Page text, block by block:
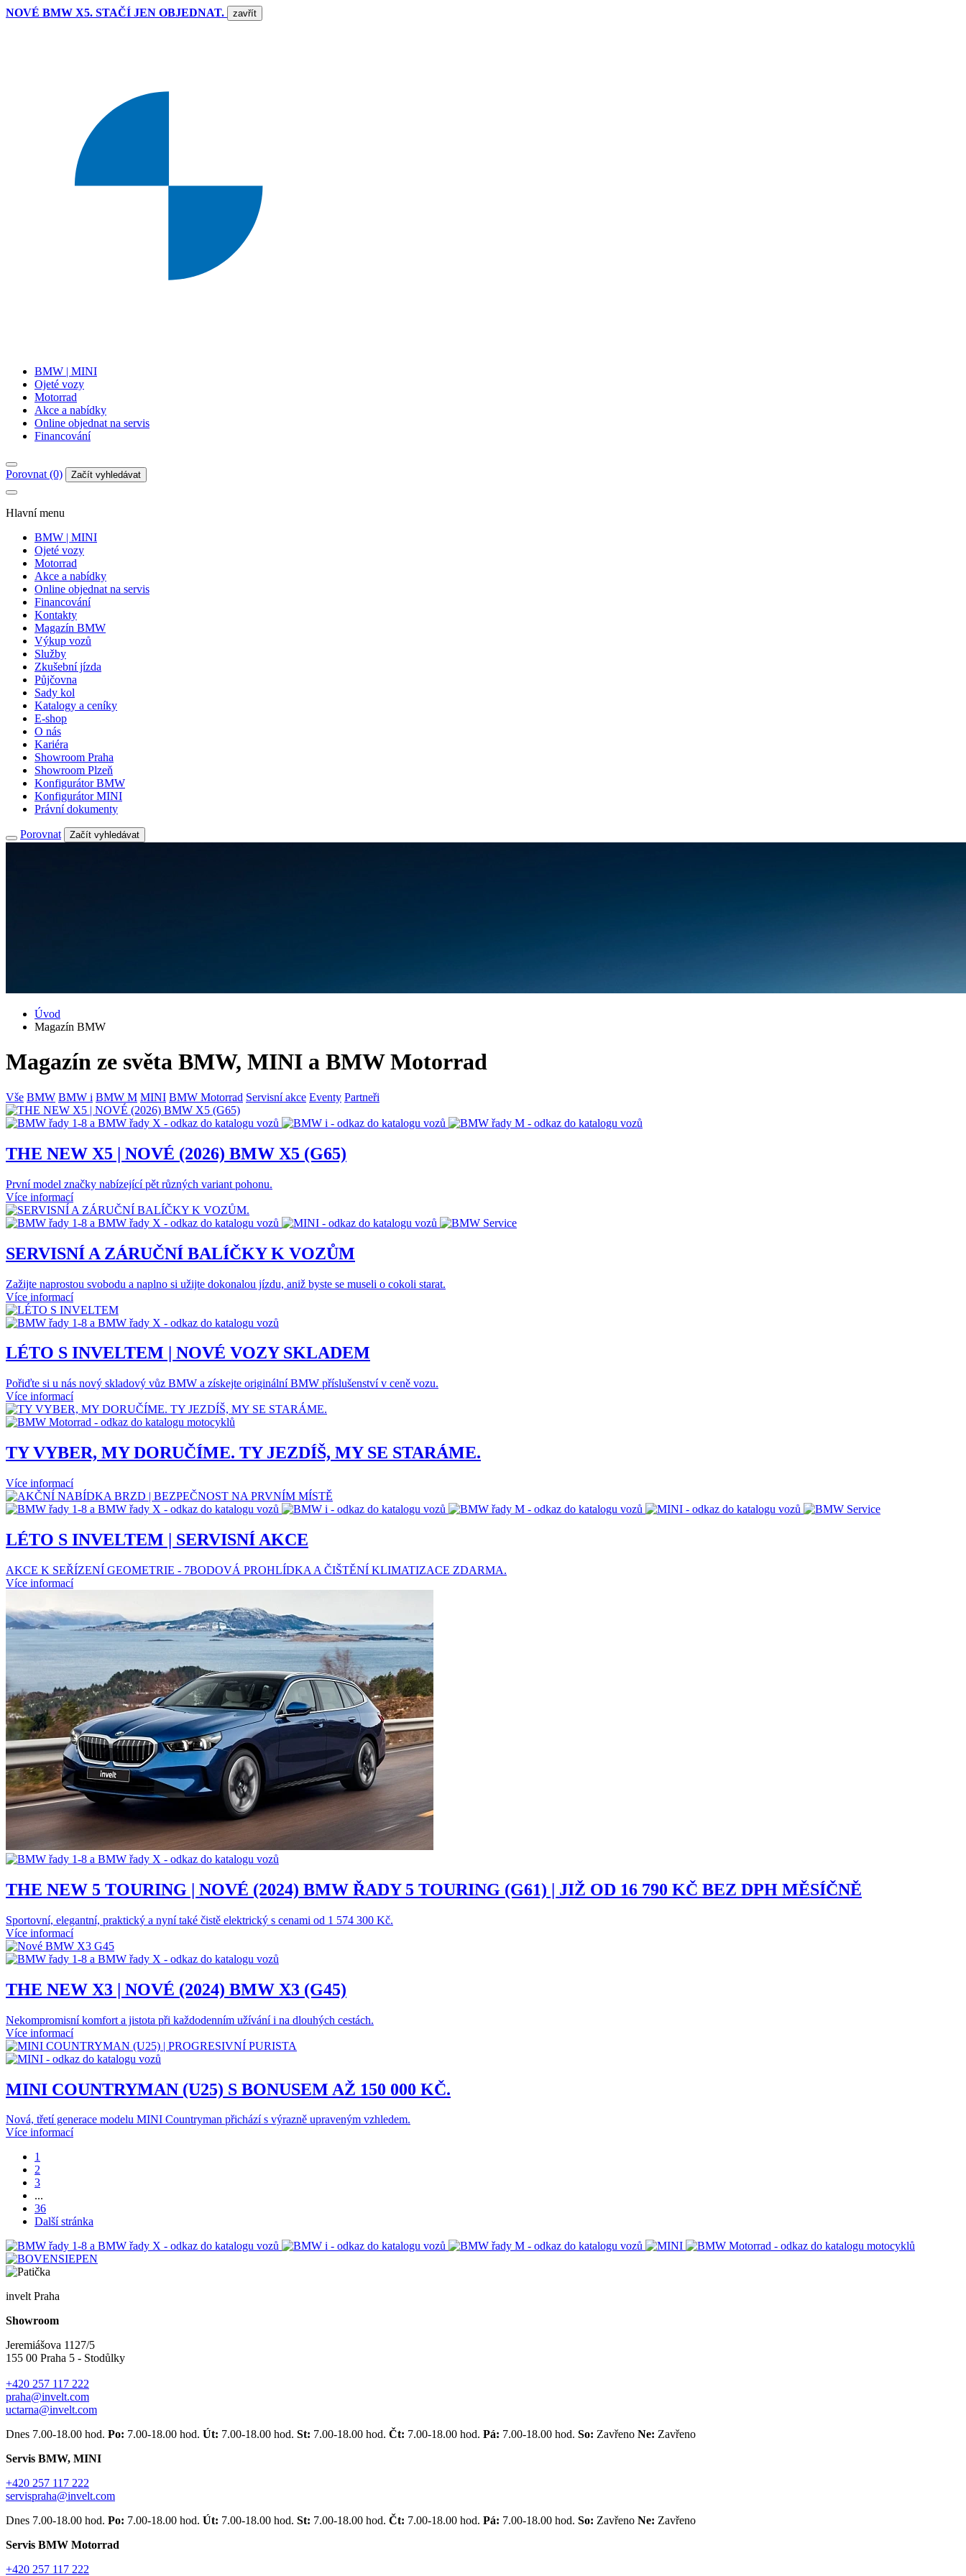
NOVÉ BMW X5. STAČÍ JEN OBJEDNAT. zavřít
BMW | MINI
Ojeté vozy
Motorrad
Akce a nabídky
Online objednat na servis
Financování
Porovnat (0) Začít vyhledávat
Hlavní menu
BMW | MINI
Ojeté vozy
Motorrad
Akce a nabídky
Online objednat na servis
Financování
Kontakty
Magazín BMW
Výkup vozů
Služby
Zkušební jízda
Půjčovna
Sady kol
Katalogy a ceníky
E-shop
O nás
Kariéra
Showroom Praha
Showroom Plzeň
Konfigurátor BMW
Konfigurátor MINI
Právní dokumenty
Porovnat Začít vyhledávat
Úvod
Magazín BMW
Magazín ze světa BMW, MINI a BMW Motorrad
Vše BMW BMW i BMW M MINI BMW Motorrad Servisní akce Eventy Partneři
THE NEW X5 | NOVÉ (2026) BMW X5 (G65)
První model značky nabízející pět různých variant pohonu.
Více informací
SERVISNÍ A ZÁRUČNÍ BALÍČKY K VOZŮM
Zažijte naprostou svobodu a naplno si užijte dokonalou jízdu, aniž byste se museli o cokoli starat.
Více informací
LÉTO S INVELTEM | NOVÉ VOZY SKLADEM
Pořiďte si u nás nový skladový vůz BMW a získejte originální BMW příslušenství v ceně vozu.
Více informací
TY VYBER, MY DORUČÍME. TY JEZDÍŠ, MY SE STARÁME.
Více informací
LÉTO S INVELTEM | SERVISNÍ AKCE
AKCE K SEŘÍZENÍ GEOMETRIE - 7BODOVÁ PROHLÍDKA A ČIŠTĚNÍ KLIMATIZACE ZDARMA.
Více informací
THE NEW 5 TOURING | NOVÉ (2024) BMW ŘADY 5 TOURING (G61) | JIŽ OD 16 790 KČ BEZ DPH MĚSÍČNĚ
Sportovní, elegantní, praktický a nyní také čistě elektrický s cenami od 1 574 300 Kč.
Více informací
THE NEW X3 | NOVÉ (2024) BMW X3 (G45)
Nekompromisní komfort a jistota při každodenním užívání i na dlouhých cestách.
Více informací
MINI COUNTRYMAN (U25) S BONUSEM AŽ 150 000 KČ.
Nová, třetí generace modelu MINI Countryman přichází s výrazně upraveným vzhledem.
Více informací
1
2
3
...
36
Další stránka
invelt Praha
Showroom
Jeremiášova 1127/5
155 00 Praha 5 - Stodůlky
+420 257 117 222
praha@invelt.com
uctarna@invelt.com
Dnes 7.00-18.00 hod. Po: 7.00-18.00 hod. Út: 7.00-18.00 hod. St: 7.00-18.00 hod. Čt: 7.00-18.00 hod. Pá: 7.00-18.00 hod. So: Zavřeno Ne: Zavřeno
Servis BMW, MINI
+420 257 117 222
servispraha@invelt.com
Dnes 7.00-18.00 hod. Po: 7.00-18.00 hod. Út: 7.00-18.00 hod. St: 7.00-18.00 hod. Čt: 7.00-18.00 hod. Pá: 7.00-18.00 hod. So: Zavřeno Ne: Zavřeno
Servis BMW Motorrad
+420 257 117 222